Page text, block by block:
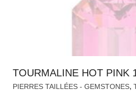
TOURMALINE HOT PINK
PIERRES TAILLÉES - GEMSTONES,